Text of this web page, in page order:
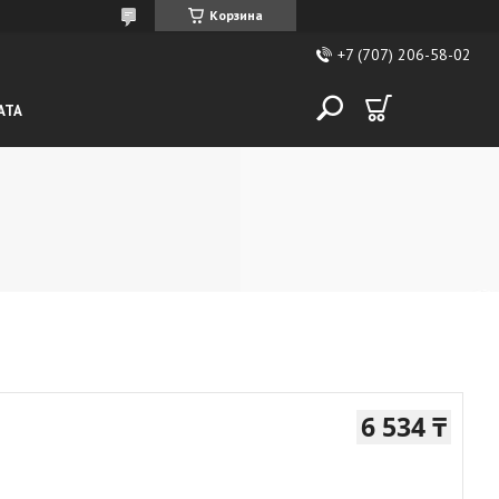
Корзина
+7 (707) 206-58-02
6 534 ₸